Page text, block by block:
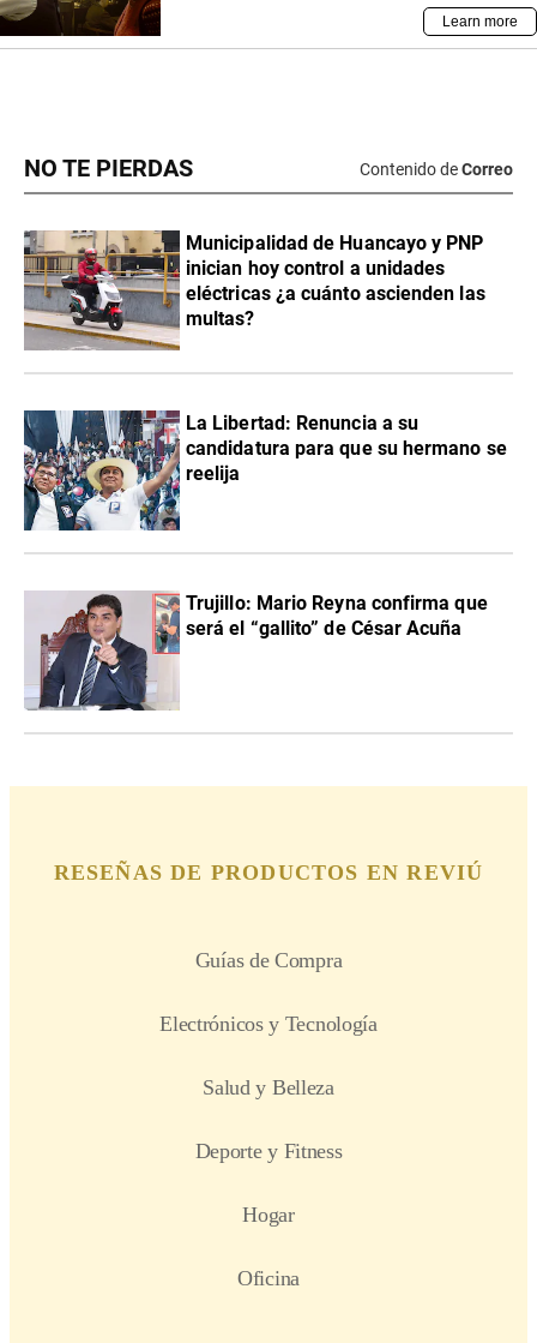
NO TE PIERDAS Contenido deCorreo
Municipalidad de Huancayo y PNP
inician hoy control a unidades
eléctricas ¿a cuánto ascienden las
multas?
La Libertad: Renuncia a su
candidatura para que su hermano se
reelija
Trujillo: Mario Reyna confirma que
será el “gallito” de César Acuña